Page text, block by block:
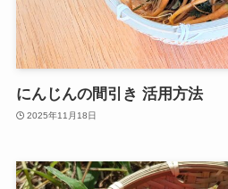
にんじんの間引き 活用方法
2025年11月18日